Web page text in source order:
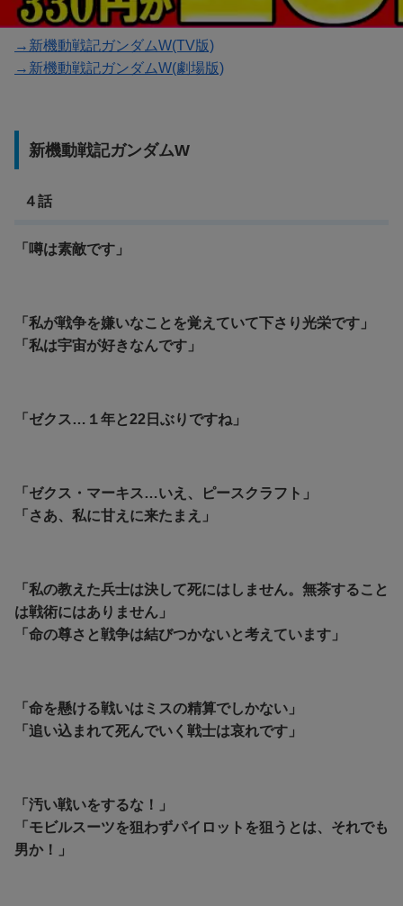
→新機動戦記ガンダムW(TV版)
→新機動戦記ガンダムW(劇場版)
新機動戦記ガンダムW
４話
「噂は素敵です」
「私が戦争を嫌いなことを覚えていて下さり光栄です」
「私は宇宙が好きなんです」
「ゼクス…１年と22日ぶりですね」
「ゼクス・マーキス…いえ、ピースクラフト」
「さあ、私に甘えに来たまえ」
「私の教えた兵士は決して死にはしません。無茶すること
は戦術にはありません」
「命の尊さと戦争は結びつかないと考えています」
「命を懸ける戦いはミスの精算でしかない」
「追い込まれて死んでいく戦士は哀れです」
「汚い戦いをするな！」
「モビルスーツを狙わずパイロットを狙うとは、それでも
男か！」